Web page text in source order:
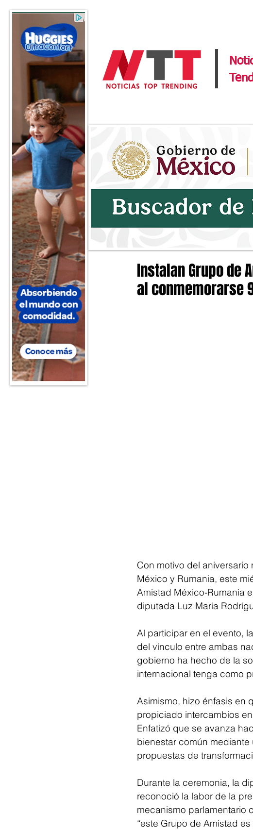
Instalan Grupo de
al conmemorarse
Con motivo del
México y Rumania, este
Amistad México-Rumania
diputada Luz María
Al participar en el evento,
del vínculo entre ambas
gobierno ha hecho de la
internacional tenga como
Asimismo, hizo énfasis en
propiciado intercambios
Enfatizó que se avanza
bienestar común
propuestas de
Durante la ceremonia, la
reconoció la labor de la
mecanismo parlamentario
“este Grupo de Amistad